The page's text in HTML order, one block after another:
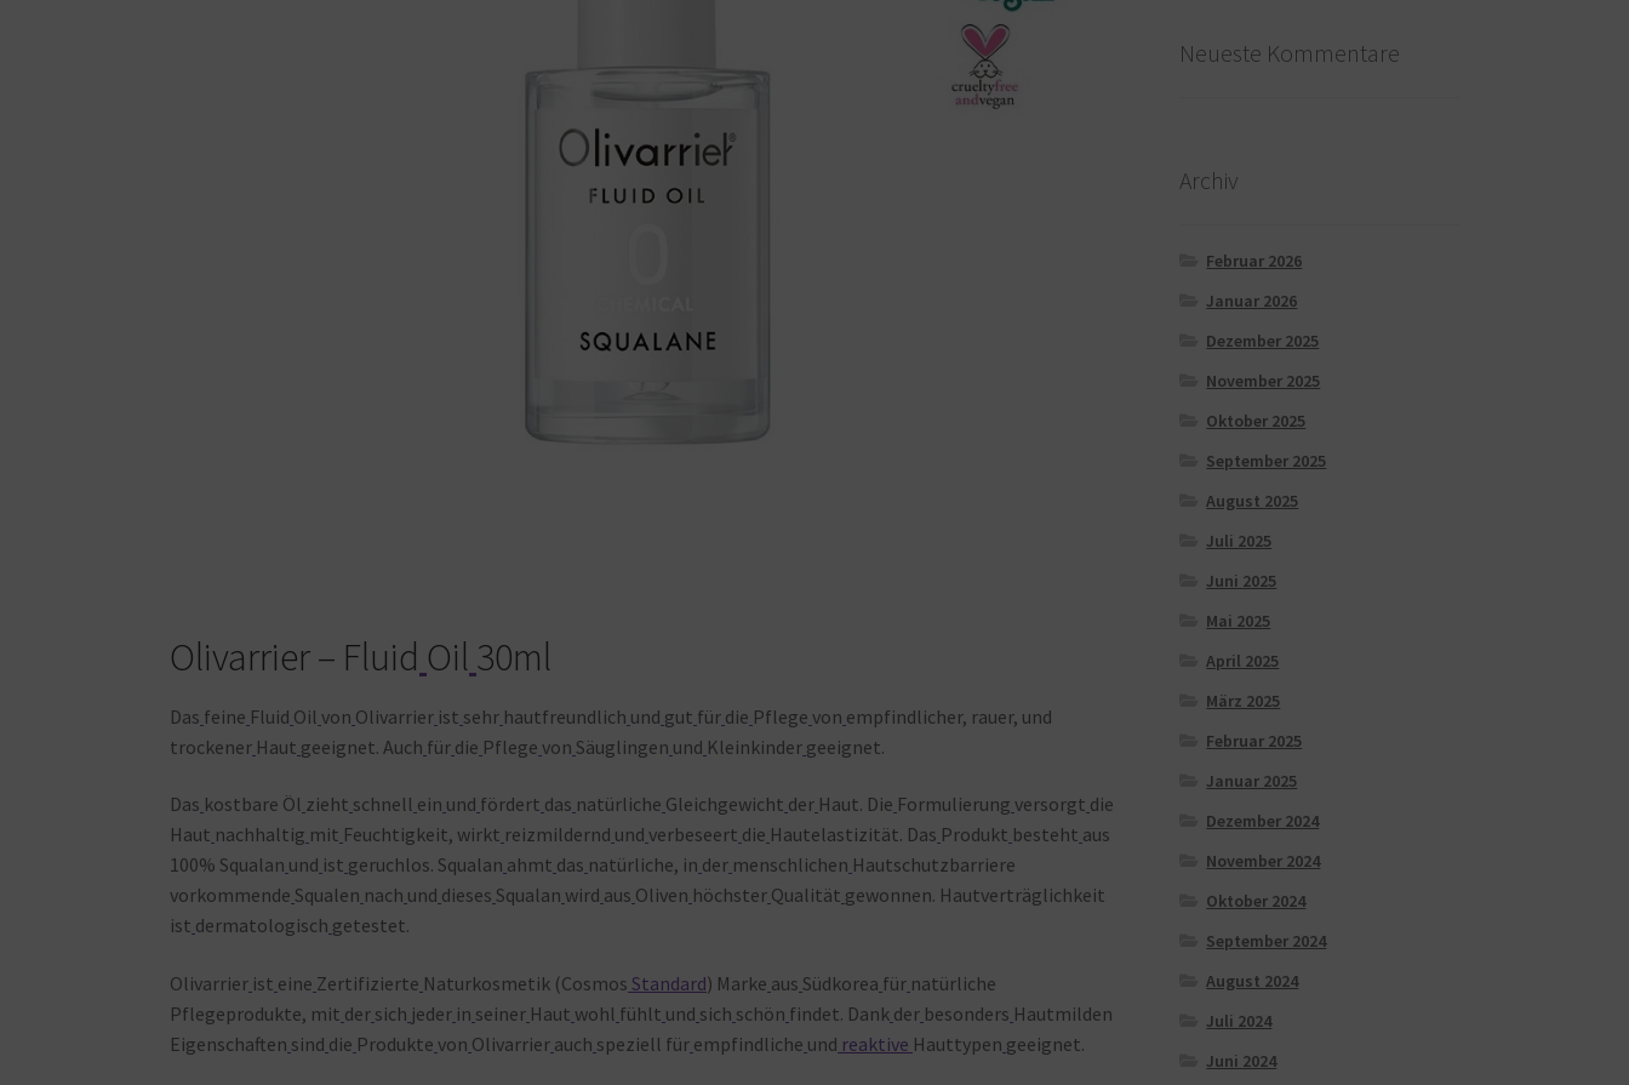
Olivarrier – Fluid Oil 30ml
Das feine Fluid Oil von Olivarrier ist sehr hautfreundlich und gut für die Pflege von empfindlicher, rauer, und
trockener Haut geeignet. Auch für die Pflege von Säuglingen und Kleinkinder geeignet.
Das kostbare Öl zieht schnell ein und fördert das natürliche Gleichgewicht der Haut. Die Formulierung versorgt die
Haut nachhaltig mit Feuchtigkeit, wirkt reizmildernd und verbeseert die Hautelastizität. Das Produkt besteht aus
100% Squalan und ist geruchlos. Squalan ahmt das natürliche, in der menschlichen Hautschutzbarriere
vorkommende Squalen nach und dieses Squalan wird aus Oliven höchster Qualität gewonnen. Hautverträglichkeit
ist dermatologisch getestet.
Olivarrier ist eine Zertifizierte Naturkosmetik (Cosmos Standard) Marke aus Südkorea für natürliche
Pflegeprodukte, mit der sich jeder in seiner Haut wohl fühlt und sich schön findet. Dank der besonders Hautmilden
Eigenschaften sind die Produkte von Olivarrier auch speziell für empfindliche und reaktive Hauttypen geeignet.
Neueste Kommentare
Archiv
Februar 2026
Januar 2026
Dezember 2025
November 2025
Oktober 2025
September 2025
August 2025
Juli 2025
Juni 2025
Mai 2025
April 2025
März 2025
Februar 2025
Januar 2025
Dezember 2024
November 2024
Oktober 2024
September 2024
August 2024
Juli 2024
Juni 2024